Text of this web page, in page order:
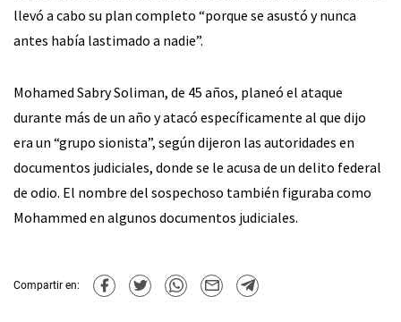
llevó a cabo su plan completo “porque se asustó y nunca
antes había lastimado a nadie”.
Mohamed Sabry Soliman, de 45 años, planeó el ataque
durante más de un año y atacó específicamente al que dijo
era un “grupo sionista”, según dijeron las autoridades en
documentos judiciales, donde se le acusa de un delito federal
de odio. El nombre del sospechoso también figuraba como
Mohammed en algunos documentos judiciales.
Compartir en: